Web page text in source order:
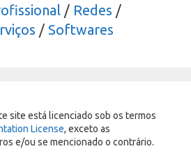
/ Redes /
/ Softwares
site está licenciado sob os termos
License, exceto as
e/ou se mencionado o contrário.